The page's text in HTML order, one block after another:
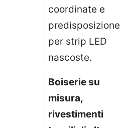
coordinate e
predisposizione
per strip LED
nascoste.
Boiserie su
misura,
rivestimenti